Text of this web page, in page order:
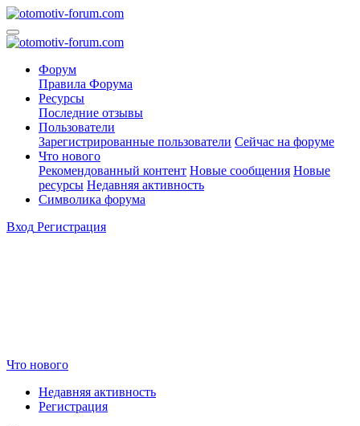
Форум
Правила Форума
Ресурсы
Последние отзывы
Пользователи
Зарегистрированные пользователи Сейчас на форуме
Что нового
Рекомендованный контент Новые сообщения Новые
ресурсы Недавняя активность
Символика форума
Вход Регистрация
Что нового
Недавняя активность
Регистрация